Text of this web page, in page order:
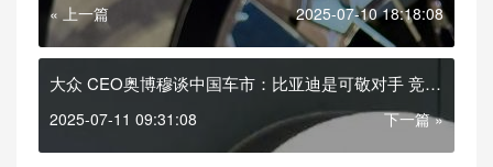
« 上一篇 2025-07-10 18:18:08
大众 CEO奥博穆谈中国车市：比亚迪是可敬对手 竞争
倒逼技术升级
2025-07-11 09:31:08 下一篇 »